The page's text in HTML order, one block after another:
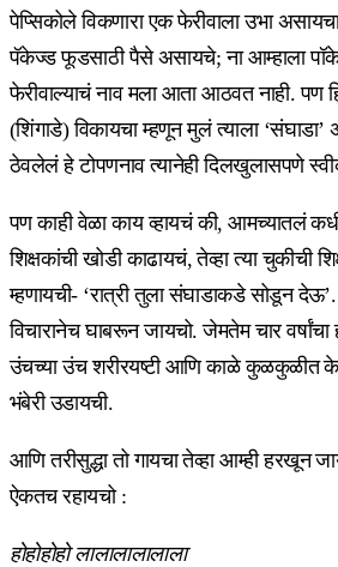
पेप्सिकोले विकणारा एक फेरीवाला उभा
पॅकेज्ड फूडसाठी पैसे असायचे; ना आम्हाला
फेरीवाल्याचं नाव मला आता आठवत नाही. पण
(शिंगाडे) विकायचा म्हणून मुलं त्याला ‘संघाडा’
ठेवलेलं हे टोपणनाव त्यानेही दिलखुलासपणे
पण काही वेळा काय व्हायचं की, आमच्यातलं
शिक्षकांची खोडी काढायचं, तेव्हा त्या चुकीची
म्हणायची- ‘रात्री तुला संघाडाकडे सोडून देऊ’.
विचारानेच घाबरून जायचो. जेमतेम चार वर्षांचा
उंचच्या उंच शरीरयष्टी आणि काळे कुळकुळीत
भंबेरी उडायची.
आणि तरीसुद्धा तो गायचा तेव्हा आम्ही हरखून
ऐकतच रहायचो :
होहोहोहो लालालालालाला